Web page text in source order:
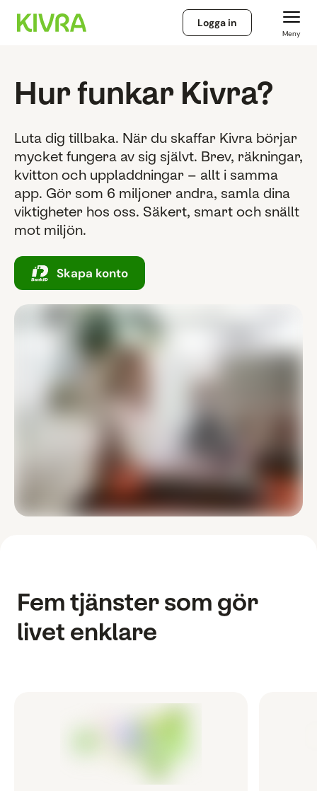
Logga in
Meny
Hur funkar Kivra?
Luta dig tillbaka. När du skaffar Kivra börjar
mycket fungera av sig självt. Brev, räkningar,
kvitton och uppladdningar – allt i samma
app. Gör som 6 miljoner andra, samla dina
viktigheter hos oss. Säkert, smart och snällt
mot miljön.
Skapa konto
Fem tjänster som gör
livet enklare